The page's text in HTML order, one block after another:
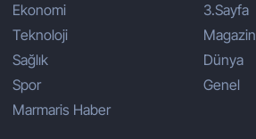
Ekonomi
Teknoloji
Sağlık
Spor
Marmaris Haber
3.Sayfa
Magazin
Dünya
Genel